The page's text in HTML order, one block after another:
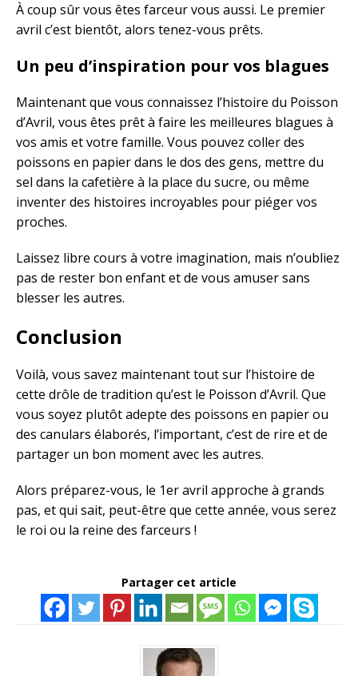
À coup sûr vous êtes farceur vous aussi. Le premier
avril c’est bientôt, alors tenez-vous prêts.
Un peu d’inspiration pour vos blagues
Maintenant que vous connaissez l’histoire du Poisson
d’Avril, vous êtes prêt à faire les meilleures blagues à
vos amis et votre famille. Vous pouvez coller des
poissons en papier dans le dos des gens, mettre du
sel dans la cafetière à la place du sucre, ou même
inventer des histoires incroyables pour piéger vos
proches.
Laissez libre cours à votre imagination, mais n’oubliez
pas de rester bon enfant et de vous amuser sans
blesser les autres.
Conclusion
Voilà, vous savez maintenant tout sur l’histoire de
cette drôle de tradition qu’est le Poisson d’Avril. Que
vous soyez plutôt adepte des poissons en papier ou
des canulars élaborés, l’important, c’est de rire et de
partager un bon moment avec les autres.
Alors préparez-vous, le 1er avril approche à grands
pas, et qui sait, peut-être que cette année, vous serez
le roi ou la reine des farceurs !
Partager cet article